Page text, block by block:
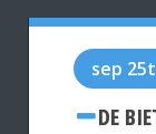
sep
DE